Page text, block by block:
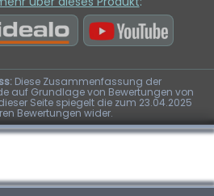
Diese Zusammenfassung der
auf Grundlage von Bewertungen von
Seite spiegelt die zum 23.04.2025
Bewertungen wider.